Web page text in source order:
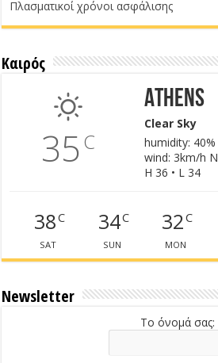
Πλασματικοί χρόνοι ασφάλισης
Καιρός
35C
Athens
Clear Sky
humidity: 40%
wind: 3km/h N
H 36 • L 34
38C
SAT
34C
SUN
32C
MON
Newsletter
Το όνομά σας: